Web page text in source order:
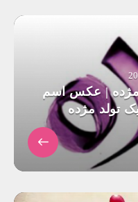
| عکس اسم
تولد مژده